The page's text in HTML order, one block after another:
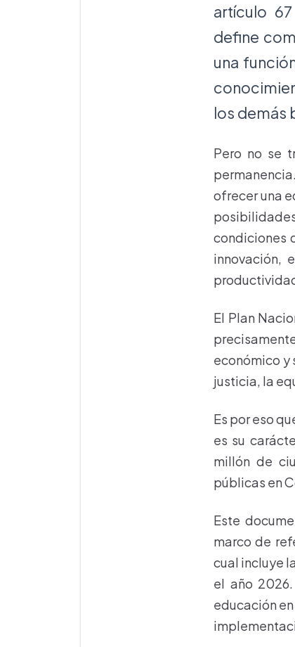
artículo
define
una
los demás
Pero no se
ofrecer una
condiciones
innovación,
El Plan
económico y
justicia, la
Es por eso
es su
millón de
públicas en
Este
marco de
cual incluye
el año
educación